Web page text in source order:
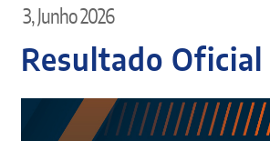
Resultado Oficial
3, Junho 2026